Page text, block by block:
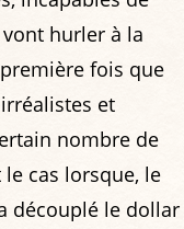
hurler à la
fois que
et
nombre de
cas lorsque, le
découplé le dollar